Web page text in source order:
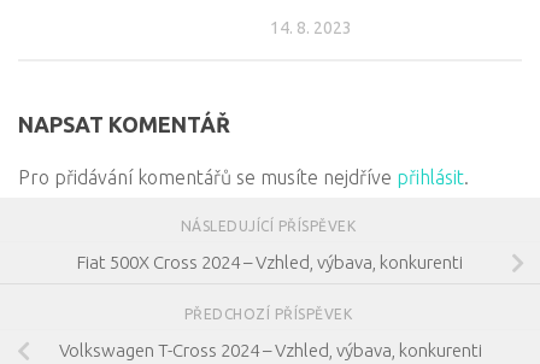
14. 8. 2023
NAPSAT KOMENTÁŘ
Pro přidávání komentářů se musíte nejdříve přihlásit.
NÁSLEDUJÍCÍ PŘÍSPĚVEK
Fiat 500X Cross 2024 – Vzhled, výbava, konkurenti
PŘEDCHOZÍ PŘÍSPĚVEK
Volkswagen T-Cross 2024 – Vzhled, výbava, konkurenti